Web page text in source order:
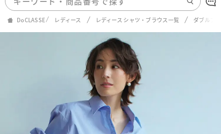
DoCLASSE レディース レディース シャツ・ブラウス一覧 ダブルフ